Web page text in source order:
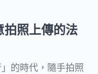
照上傳的法
的時代，隨手拍照